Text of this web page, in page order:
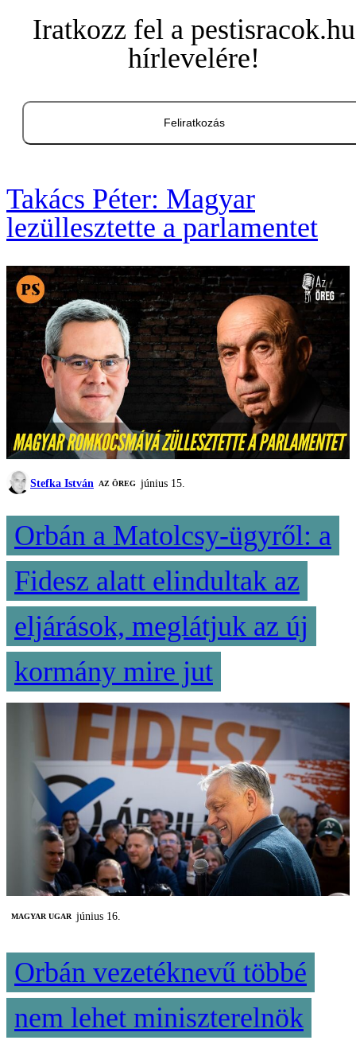
Iratkozz fel a pestisracok.hu
hírlevelére!
Feliratkozás
Takács Péter: Magyar
lezüllesztette a parlamentet
Stefka István AZ ÖREG június 15.
Orbán a Matolcsy-ügyről: a
Fidesz alatt elindultak az
eljárások, meglátjuk az új
kormány mire jut
MAGYAR UGAR június 16.
Orbán vezetéknevű többé
nem lehet miniszterelnök